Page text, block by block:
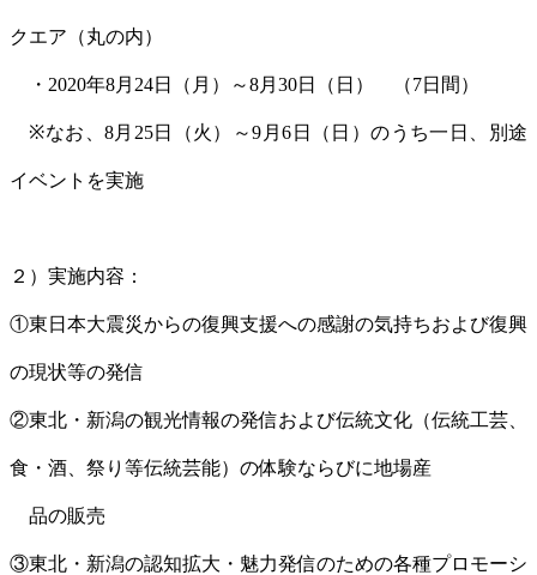
クエア（丸の内）
・2020年8月24日（月）～8月30日（日） （7日間）
※なお、8月25日（火）～9月6日（日）のうち一日、別途
イベントを実施
２）実施内容：
①東日本大震災からの復興支援への感謝の気持ちおよび復興
の現状等の発信
②東北・新潟の観光情報の発信および伝統文化（伝統工芸、
食・酒、祭り等伝統芸能）の体験ならびに地場産
品の販売
③東北・新潟の認知拡大・魅力発信のための各種プロモーシ